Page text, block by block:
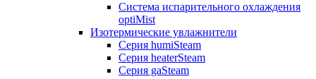
Система испарительного охлаждения
optiMist
Изотермические увлажнители
Серия humiSteam
Серия heaterSteam
Серия gaSteam